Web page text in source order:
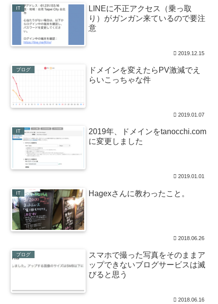
IT
LINEに不正アクセス（乗っ取
り）がガンガン来ているので要注
意
2019.12.15
ブログ
ドメインを変えたらPV激減でえ
らいこっちゃな件
2019.01.07
IT
2019年、ドメインをtanocchi.com
に変更しました
2019.01.01
IT Hagexさんに教わったこと。
2018.06.26
ブログ
スマホで撮った写真をそのままア
ップできないブログサービスは滅
びると思う
2018.06.16